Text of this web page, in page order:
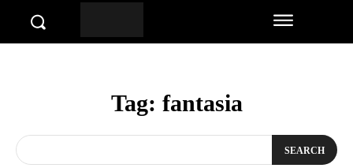
Tag: fantasia
SEARCH